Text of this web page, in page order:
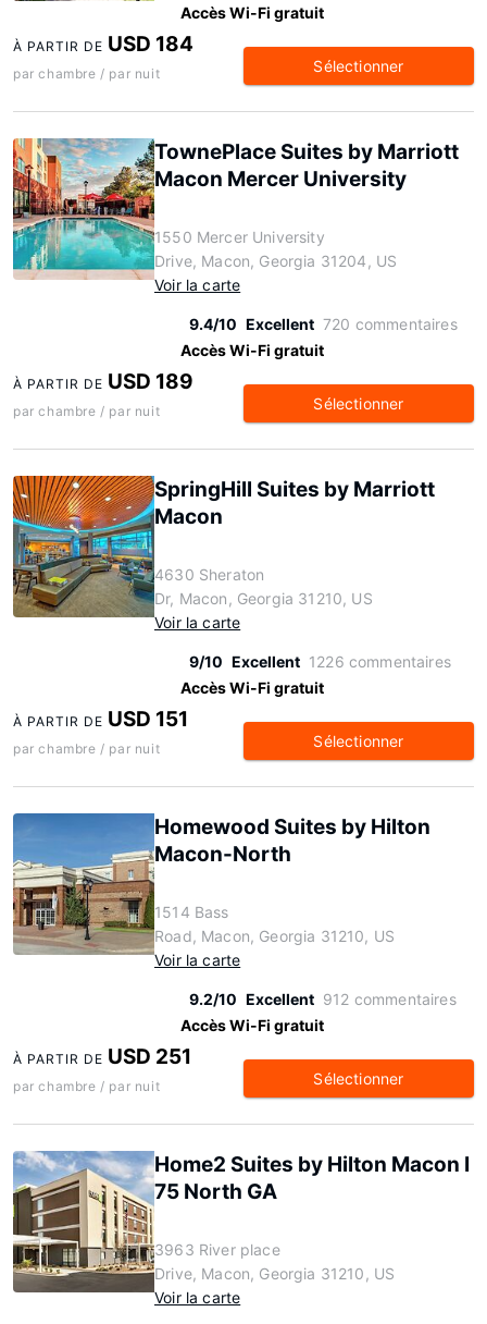
Accès Wi-Fi gratuit
À PARTIR DE USD 184
par chambre / par nuit Sélectionner
TownePlace Suites by Marriott
Macon Mercer University
1550 Mercer University
Drive, Macon, Georgia 31204, US
Voir la carte
9.4/10 Excellent 720 commentaires
Accès Wi-Fi gratuit
À PARTIR DE USD 189
par chambre / par nuit Sélectionner
SpringHill Suites by Marriott
Macon
4630 Sheraton
Dr, Macon, Georgia 31210, US
Voir la carte
9/10 Excellent 1226 commentaires
Accès Wi-Fi gratuit
À PARTIR DE USD 151
par chambre / par nuit Sélectionner
Homewood Suites by Hilton
Macon-North
1514 Bass
Road, Macon, Georgia 31210, US
Voir la carte
9.2/10 Excellent 912 commentaires
Accès Wi-Fi gratuit
À PARTIR DE USD 251
par chambre / par nuit Sélectionner
Home2 Suites by Hilton Macon I
75 North GA
3963 River place
Drive, Macon, Georgia 31210, US
Voir la carte